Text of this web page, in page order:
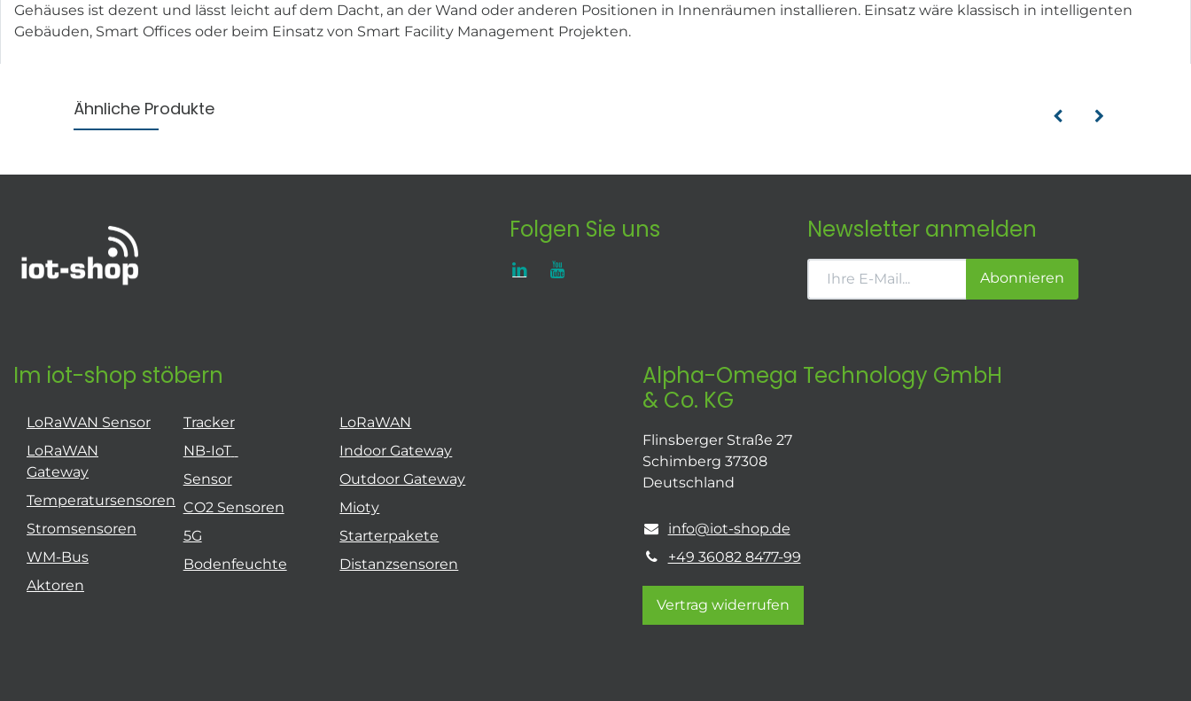
Gehäuses ist dezent und lässt leicht auf dem Dacht, an der Wand oder anderen Positionen in Innenräumen installieren. Einsatz wäre klassisch in intelligenten
Gebäuden, Smart Offices oder beim Einsatz von Smart Facility Management Projekten.
Ähnliche Produkte
Folgen Sie uns Newsletter anmelden
Abonnieren
Im iot-shop stöbern
LoRaWAN Sensor
LoRaWAN
Gateway
Temperatursensoren
Stromsensoren
WM-Bus
Aktoren
Tracker
NB-IoT
Sensor
CO2 Sensoren
5G
Bodenfeuchte
LoRaWAN
Indoor Gateway
Outdoor Gateway
Mioty
Starterpakete
Distanzsensoren
Alpha-Omega Technology GmbH
& Co. KG
Flinsberger Straße 27
Schimberg 37308
Deutschland
info@iot-shop.de
+49 36082 8477-99
Vertrag widerrufen